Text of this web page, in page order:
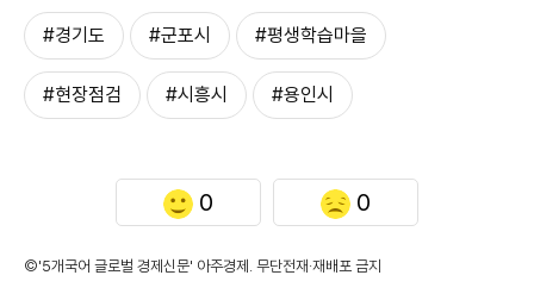
#경기도 #군포시 #평생학습마을
#현장점검 #시흥시 #용인시
0 0
©'5개국어 글로벌 경제신문' 아주경제. 무단전재·재배포 금지